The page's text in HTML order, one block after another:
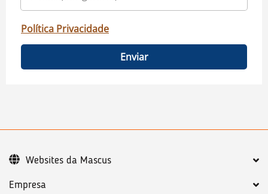
Política Privacidade
Enviar
Empresa
Websites da Mascus